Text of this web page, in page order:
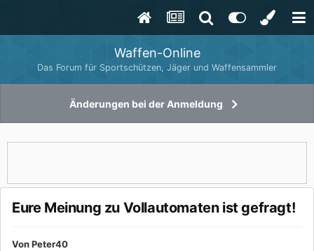
Waffen-Online
Das Forum für Sportschützen, Jäger und Waffensammler
Änderungen bei der Anmeldung
Eure Meinung zu Vollautomaten ist gefragt!
VonPeter40